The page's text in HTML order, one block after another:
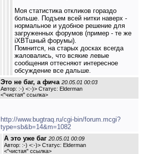
Моя статистика откликов гораздо
больше. Подъем всей нитки наверх -
нормальное и удобное решение для
загруженных форумов (пример - те же
iXBTшный форумы).
Помнится, на старых досках всегда
жаловались, что всякие левые
сообщения оттесняют интересное
обсуждение все дальше.
Это не баг, а фича 20.05.01 00:03
Автор: :-) <:-)> Статус: Elderman
<"чистая" ссылка>
http://www.bugtraq.ru/cgi-bin/forum.mcgi?
type=sb&b=14&m=1082
А это уже баг 20.05.01 00:09
Автор: :-) <:-)> Статус: Elderman
<"чистая" ссылка>